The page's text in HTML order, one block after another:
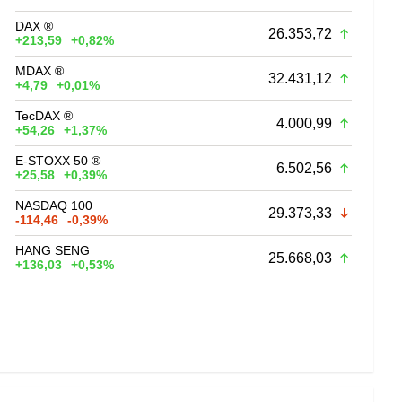
DAX ®
+213,59
+0,82% 26.353,72
MDAX ®
+4,79
+0,01% 32.431,12
TecDAX ®
+54,26
+1,37% 4.000,99
E-STOXX 50 ®
+25,58
+0,39% 6.502,56
NASDAQ 100
-114,46
-0,39% 29.373,33
HANG SENG
+136,03
+0,53% 25.668,03